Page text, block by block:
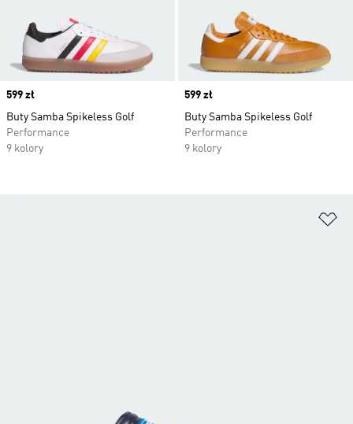
Price
599 zł
Buty Samba Spikeless Golf
Performance
9 kolory
Price
599 zł
Buty Samba Spikeless Golf
Performance
9 kolory